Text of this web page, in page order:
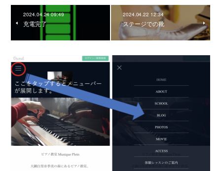
2024.04.24 09:49
充電完了
2024.04.22 12:34
ステージでの靴